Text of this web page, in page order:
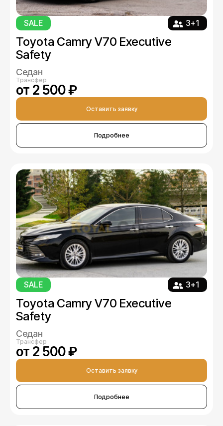
SALE 3+1
Toyota Camry V70 Executive
Safety
Седан
Трансфер
от 2 500 ₽
Оставить заявку
Подробнее
SALE 3+1
Toyota Camry V70 Executive
Safety
Седан
Трансфер
от 2 500 ₽
Оставить заявку
Подробнее